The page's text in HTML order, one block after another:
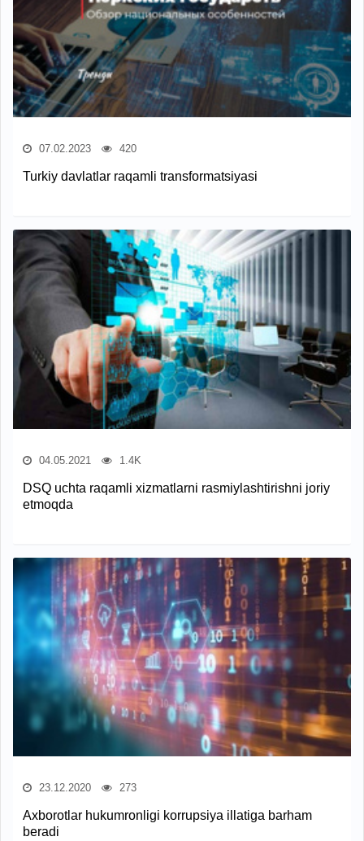
07.02.2023 420
Turkiy davlatlar raqamli transformatsiyasi
04.05.2021 1.4K
DSQ uchta raqamli xizmatlarni rasmiylashtirishni joriy
etmoqda
23.12.2020 273
Axborotlar hukumronligi korrupsiya illatiga barham
beradi